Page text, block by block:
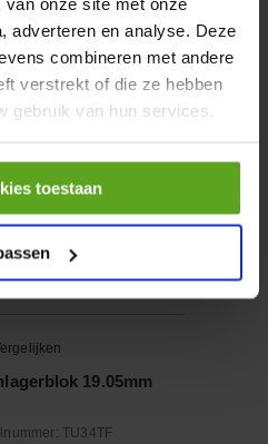
adverteren en analyse. Deze
combineren met andere
verstrekt of die ze hebben
gebruik van hun services.
toestaan
alarm 12V
Rubbolite
EA +
19.05mm
TU34TF